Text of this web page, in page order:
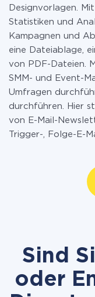
Designvorlagen.
Statistiken und
Kampagnen und
eine Dateiablage,
von PDF-Dateien.
SMM- und Event-
Umfragen
durchführen. Hier
von E-Mail-
Trigger-, Folge-E-
Sind
oder